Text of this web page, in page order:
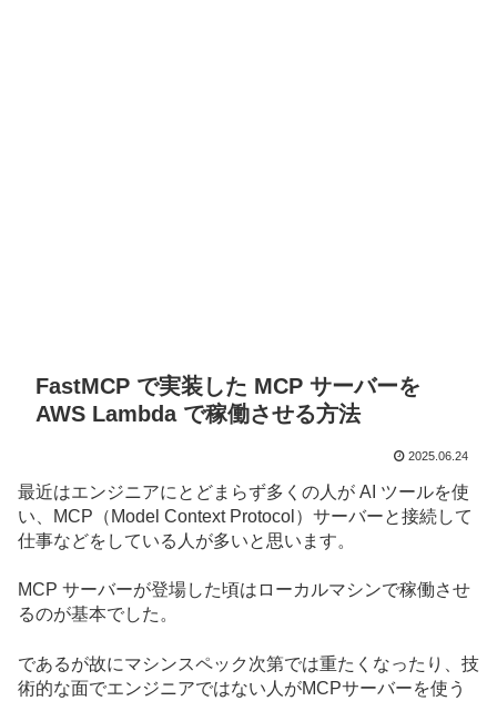
FastMCP で実装した MCP サーバーを
AWS Lambda で稼働させる方法
2025.06.24
最近はエンジニアにとどまらず多くの人が AI ツールを使
い、MCP（Model Context Protocol）サーバーと接続して
仕事などをしている人が多いと思います。
MCP サーバーが登場した頃はローカルマシンで稼働させ
るのが基本でした。
であるが故にマシンスペック次第では重たくなったり、技
術的な面でエンジニアではない人がMCPサーバーを使う